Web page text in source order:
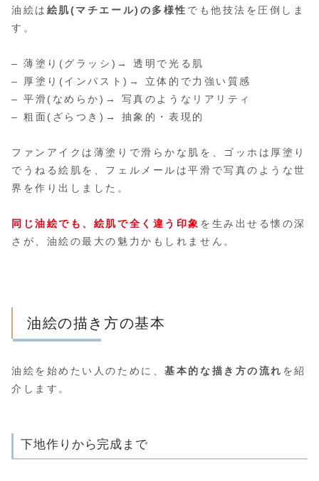
油絵は 絵肌(マチエール)の多様性 でも他技法を圧倒しま
す。
– 薄塗り(グラッシ)→ 透明で光る肌
– 厚塗り(インパスト)→ 立体的で力強い質感
– 平滑(なめらか)→ 写真のようなリアリティ
– 粗面(ざらつき)→ 抽象的・表現的
ファンアイクは薄塗りで滑らかな肌を、ゴッホは厚塗り
でうねる絵肌を、フェルメールは平滑で写真のような世
界を作り出しました。
同じ油絵でも、絵肌で全く違う印象 を生み出せる懐の深
さが、油絵の最大の魅力かもしれません。
油絵の描き方の基本
油絵を始めたい人のために、基本的な描き方の流れ を紹
介します。
下地作りから完成まで